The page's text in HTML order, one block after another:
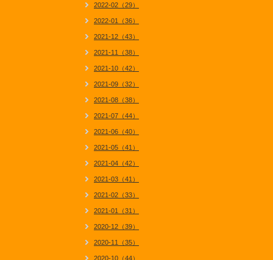
2022-02（29）
2022-01（36）
2021-12（43）
2021-11（38）
2021-10（42）
2021-09（32）
2021-08（38）
2021-07（44）
2021-06（40）
2021-05（41）
2021-04（42）
2021-03（41）
2021-02（33）
2021-01（31）
2020-12（39）
2020-11（35）
2020-10（44）